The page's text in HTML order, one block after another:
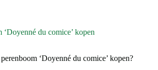
du comice’ kopen
‘Doyenné du comice’ kopen?